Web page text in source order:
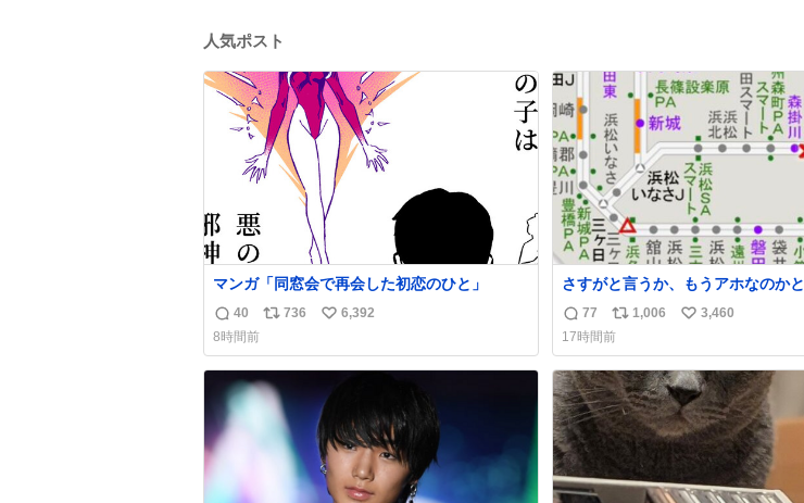
人気ポスト
マンガ「同窓会で再会した初恋のひと」
返
信
数
40
リ
ス
ト
736
い
ね
数
6,392
8時間前
さすがと言うか、もうアホなのかと
返
信
数
77
リ
ポ
ス
ト
数
1,006
い
ね
数
3,460
17時間前